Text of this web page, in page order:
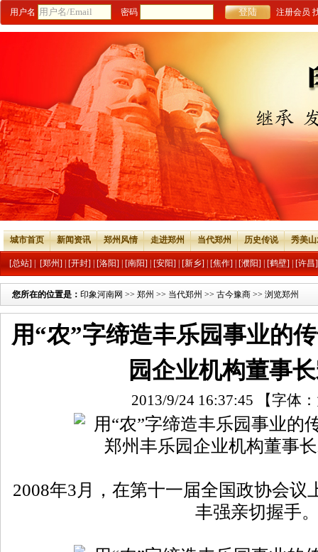
用户名 密码 注册会员
城市首页 新闻资讯 郑州风情 走进郑州 当代郑州 历史传说 秀美
[总站] [郑州] [开封] [洛阳] [南阳] [安阳] [新乡] [焦作] [濮阳] [鹤壁] [许昌]
您所在的位置是： 印象河南网 >> 郑州 >> 当代郑州 >> 古今豫商 >> 浏览郑州
用“农”字缔造丰乐园事业的
园企业机构董事
2013/9/24 16:37:45 【字体：
2008年3月，在第十一届全国政协会议
丰强亲切握手